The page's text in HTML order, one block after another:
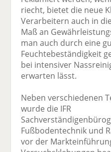
riecht, bietet die neue
Verarbeitern auch in
Maß an
man auch durch eine
Feuchtebeständigkeit
bei intensiver
erwarten lässt.
Neben verschiedenen
wurde die IFR
Fußbodentechnik und
vor der